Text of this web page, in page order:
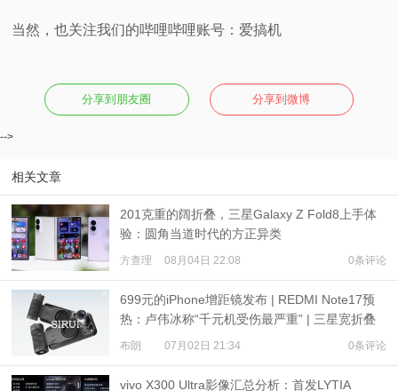
当然，也关注我们的哔哩哔哩账号：爱搞机
分享到朋友圈 分享到微博
-->
相关文章
201克重的阔折叠，三星Galaxy Z Fold8上手体
验：圆角当道时代的方正异类
方查理 08月04日 22:08 0条评论
699元的iPhone增距镜发布 | REDMI Note17预
热：卢伟冰称“千元机受伤最严重” | 三星宽折叠
或7月22日发布
布朗 07月02日 21:34 0条评论
vivo X300 Ultra影像汇总分析：首发LYTIA